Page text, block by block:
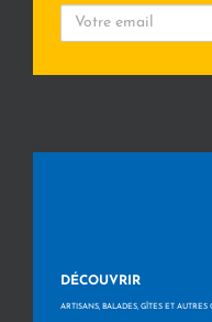
DÉCOUVRIR
ARTISANS, BALADES, GÎTES ET AUTRES